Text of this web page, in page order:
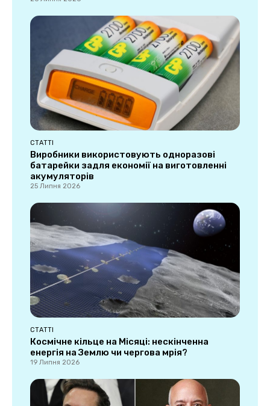
СТАТТІ
Виробники використовують одноразові
батарейки задля економії на виготовленні
акумуляторів
25 Липня 2026
СТАТТІ
Космічне кільце на Місяці: нескінченна
енергія на Землю чи чергова мрія?
19 Липня 2026